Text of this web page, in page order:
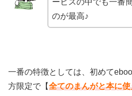
のが最高♪
一番の特徴としては、初めて
方限定で【全てのまんがと本に